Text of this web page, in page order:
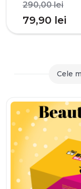
290,00lei
a
79,90 lei
Cele